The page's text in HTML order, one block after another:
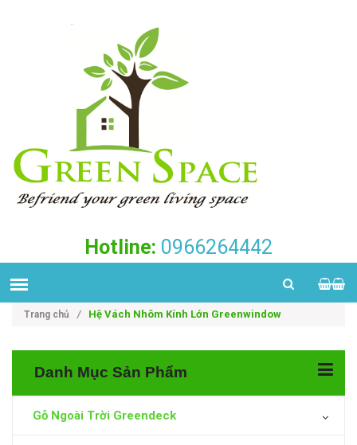
Hotline: 0966264442
Trang chủ / Hệ Vách Nhôm Kính Lớn Greenwindow
Danh Mục Sản Phẩm
Gỗ Ngoài Trời Greendeck